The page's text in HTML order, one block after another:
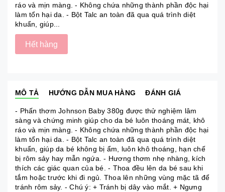
ráo và mịn màng. - Không chứa những thành phần độc hại
làm tổn hại da. - Bột Talc an toàn đã qua quá trình diệt
khuẩn, giúp...
Hết hàng
MÔ TẢ HƯỚNG DẪN MUA HÀNG ĐÁNH GIÁ
- Phấn thơm Johnson Baby 380g được thử nghiệm lâm
sàng và chứng minh giúp cho da bé luôn thoáng mát, khô
ráo và mịn màng. - Không chứa những thành phần độc hại
làm tổn hại da. - Bột Talc an toàn đã qua quá trình diệt
khuẩn, giúp da bé không bị ẩm, luôn khô thoáng, hạn chế
bị rôm sảy hay mẫn ngứa. - Hương thơm nhẹ nhàng, kích
thích các giác quan của bé. - Thoa đều lên da bé sau khi
tắm hoặc trước khi đi ngủ. Thoa lên những vùng mặc tã để
tránh rôm sảy. - Chú ý: + Tránh bị dây vào mắt. + Ngưng